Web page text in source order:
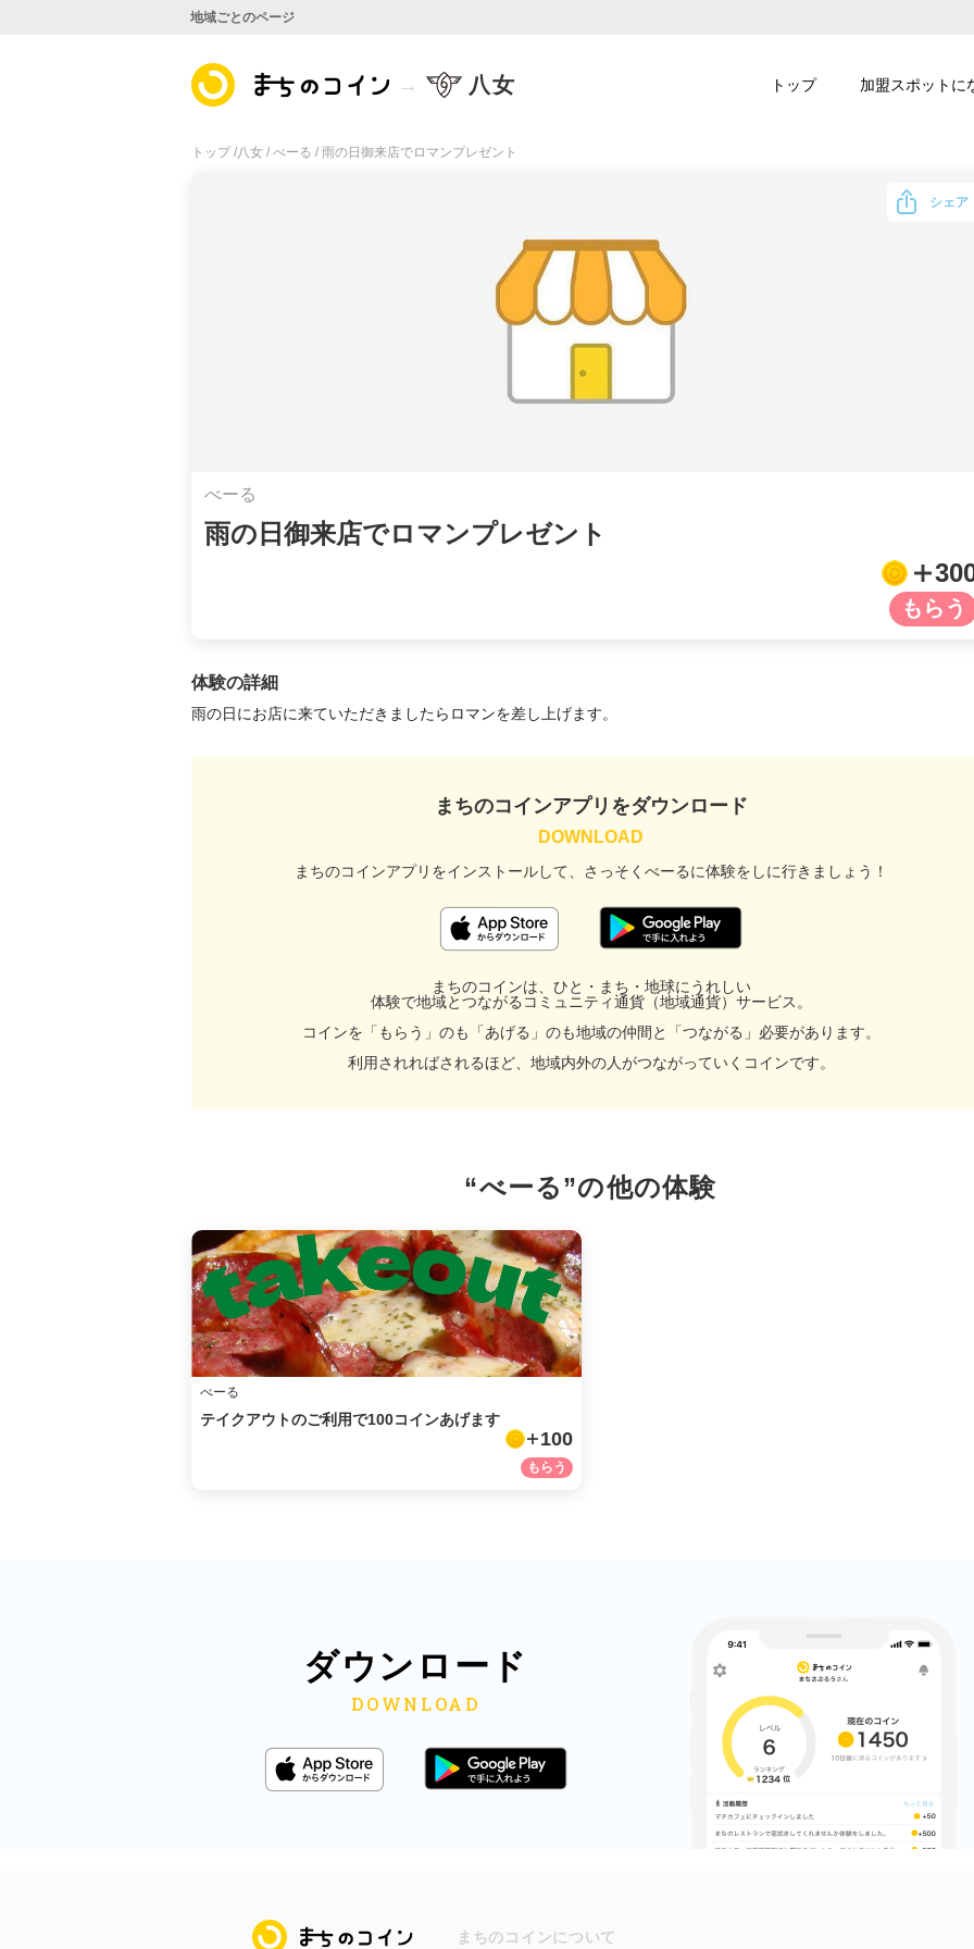
トップ /八女 / べーる / 雨の日御来店でロマンプレゼント
べーる
雨の日御来店でロマンプレゼント
シェア
体験の詳細
雨の日にお店に来ていただきましたらロマンを差し上げます。
まちのコインアプリをダウンロード
まちのコインアプリをインストールして、 さっそくべーるに体験をしに行きましょう！
まちのコインは、ひと・まち・地球にうれしい
体験で地域とつながるコミュニティ通貨（地域通貨）サービス。
コインを「もらう」のも「あげる」のも地域の仲間と「つながる」必要があります。
利用されればされるほど、地域内外の人がつながっていくコインです。
“べーる”の他の体験
べーる
テイクアウトのご利用で100コインあげます
100
ダウンロード
まちのコイン まちのコインについて
地域ごとのページ
トップ 加盟スポットに
八女